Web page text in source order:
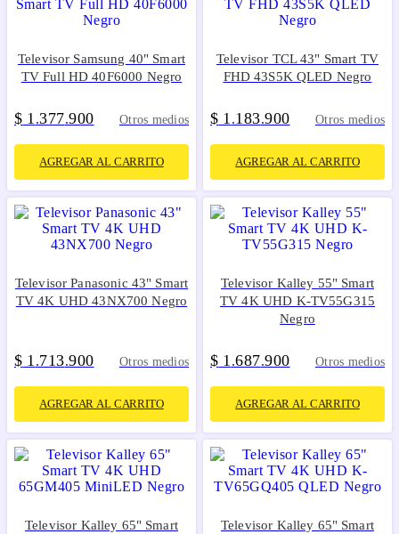
Televisor Samsung 40" Smart
TV Full HD 40F6000 Negro
$ 1 .377.900 Otros medios
AGREGAR AL CARRITO
Televisor TCL 43" Smart TV
FHD 43S5K QLED Negro
$ 1 .183.900 Otros medios
AGREGAR AL CARRITO
Televisor Panasonic 43" Smart
TV 4K UHD 43NX700 Negro
$ 1 .713.900 Otros medios
AGREGAR AL CARRITO
Televisor Kalley 55" Smart
TV 4K UHD K-TV55G315
Negro
$ 1 .687.900 Otros medios
AGREGAR AL CARRITO
Televisor Kalley 65" Smart Televisor Kalley 65" Smart